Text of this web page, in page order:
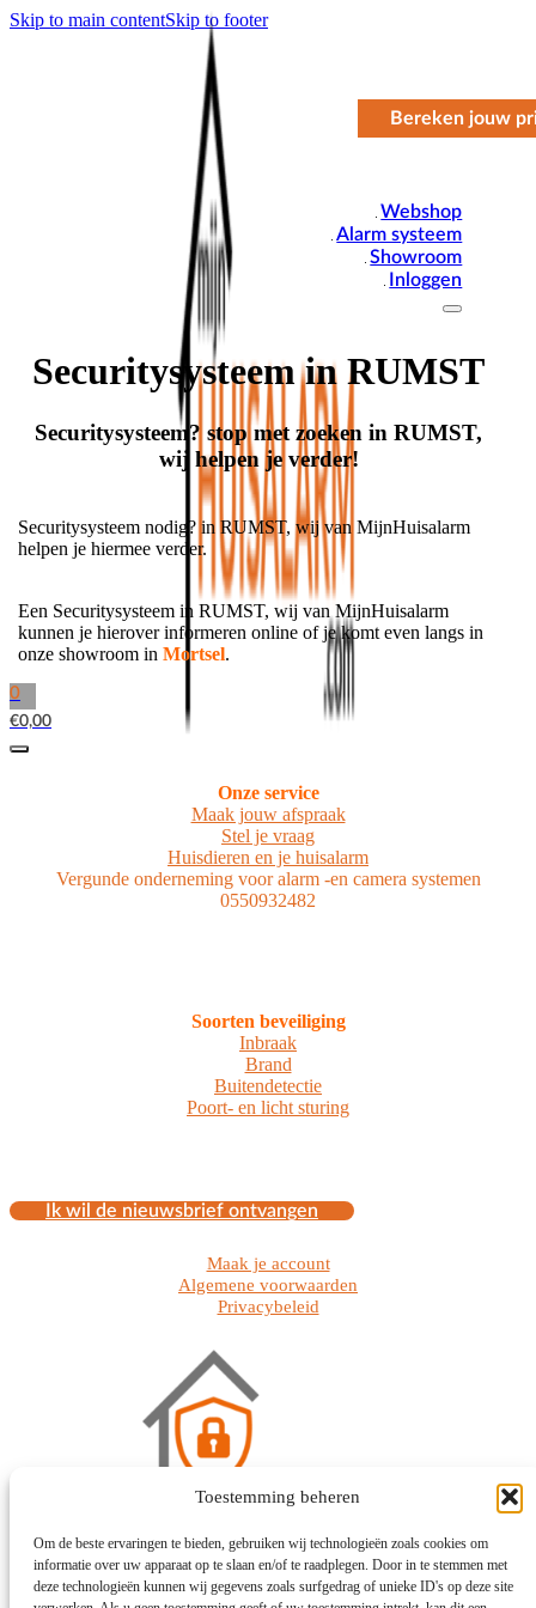
Toestemming beheren
Om de beste ervaringen te bieden, gebruiken wij technologieën zoals cookies om
informatie over uw apparaat op te slaan en/of te raadplegen. Door in te stemmen met
deze technologieën kunnen wij gegevens zoals surfgedrag of unieke ID's op deze site
Skip to main contentSkip to footer
Webshop
Alarm systeem
Showroom
Inloggen
Bereken jouw
0
€0,00
Securitysysteem in RUMST
Securitysysteem? stop met zoeken in RUMST,
wij helpen je verder!
Securitysysteem nodig? in RUMST, wij van MijnHuisalarm
helpen je hiermee verder.
Een Securitysysteem in RUMST, wij van MijnHuisalarm
kunnen je hierover informeren online of je komt even langs in
onze showroom in Mortsel.
Onze service
Maak jouw afspraak
Stel je vraag
Huisdieren en je huisalarm
Vergunde onderneming voor alarm -en camera systemen
0550932482
Soorten beveiliging
Inbraak
Brand
Buitendetectie
Poort- en licht sturing
Ik wil de nieuwsbrief ontvangen
Maak je account
Algemene voorwaarden
Privacybeleid
Liersesteenweg 89
2640 Mortsel